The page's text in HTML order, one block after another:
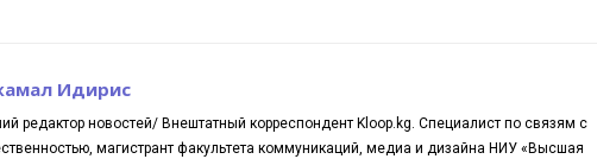
Идирис
редактор новостей/ Внештатный корреспондент Kloop.kg. Cпециалист по связям с
магистрант факультета коммуникаций, медиа и дизайна НИУ «Высшая